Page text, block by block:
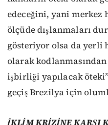
edeceğini, yani merkez
ölçüde dışlanmaları
gösteriyor olsa da yerli
olarak
işbirliği yapılacak
geçiş Brezilya için
İKLİM KRİZİNE KARŞI